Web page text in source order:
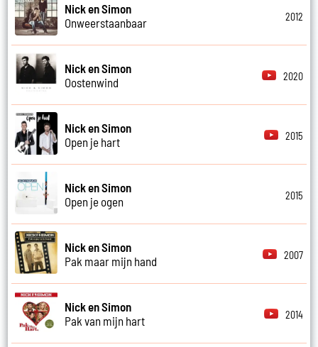
Nick en Simon
Onweerstaanbaar
2012
Nick en Simon
Oostenwind
2020
Nick en Simon
Open je hart
2015
Nick en Simon
Open je ogen
2015
Nick en Simon
Pak maar mijn hand
2007
Nick en Simon
Pak van mijn hart
2014